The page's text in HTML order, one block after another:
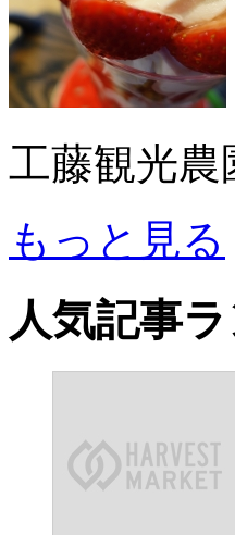
工藤観光
もっと見る
人気記事